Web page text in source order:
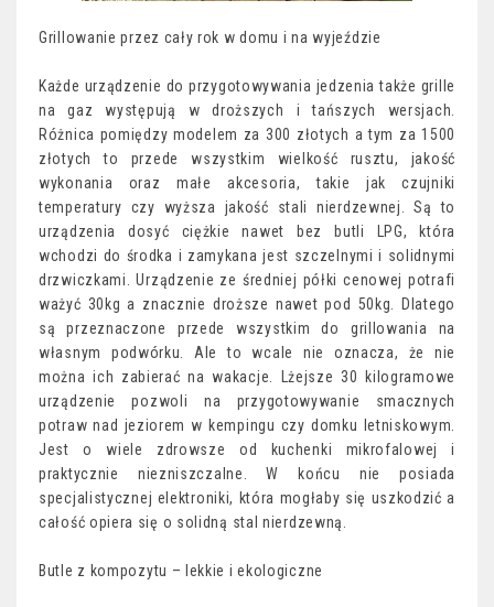
Grillowanie przez cały rok w domu i na wyjeździe
Każde urządzenie do przygotowywania jedzenia także grille
na gaz występują w droższych i tańszych wersjach.
Różnica pomiędzy modelem za 300 złotych a tym za 1500
złotych to przede wszystkim wielkość rusztu, jakość
wykonania oraz małe akcesoria, takie jak czujniki
temperatury czy wyższa jakość stali nierdzewnej. Są to
urządzenia dosyć ciężkie nawet bez butli LPG, która
wchodzi do środka i zamykana jest szczelnymi i solidnymi
drzwiczkami. Urządzenie ze średniej półki cenowej potrafi
ważyć 30kg a znacznie droższe nawet pod 50kg. Dlatego
są przeznaczone przede wszystkim do grillowania na
własnym podwórku. Ale to wcale nie oznacza, że nie
można ich zabierać na wakacje. Lżejsze 30 kilogramowe
urządzenie pozwoli na przygotowywanie smacznych
potraw nad jeziorem w kempingu czy domku letniskowym.
Jest o wiele zdrowsze od kuchenki mikrofalowej i
praktycznie niezniszczalne. W końcu nie posiada
specjalistycznej elektroniki, która mogłaby się uszkodzić a
całość opiera się o solidną stal nierdzewną.
Butle z kompozytu – lekkie i ekologiczne